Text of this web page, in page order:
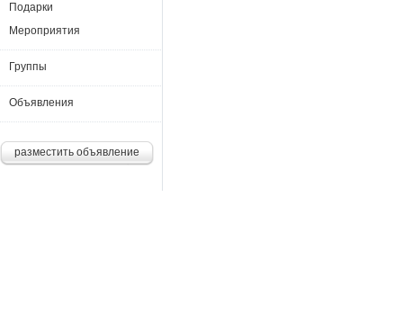
Подарки
Мероприятия
Группы
Объявления
разместить объявление